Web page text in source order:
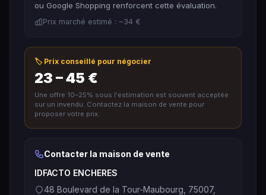
ou Google Shopping renforcent cette évaluation.
Prix marché estimé : ~34 €
🏷️ Prix conseillé pour négocier
23 – 45 €
Une offre 10–25% sous l'estimation est souvent acceptée
sur un invendu. Contactez la maison de vente pour
proposer votre prix.
Contacter la maison de vente
IDFACTO ENCHERES
48 Boulevard de la Tour-Maubourg, 75007,